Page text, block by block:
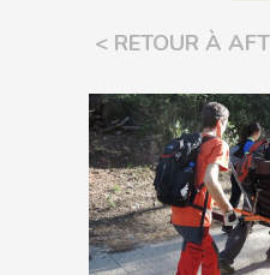
< RETOUR À